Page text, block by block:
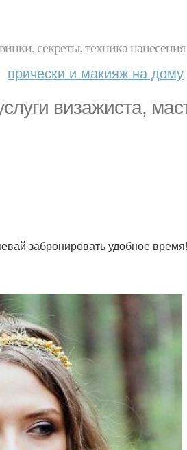
секреты, техника нанесения
прически и макияж на дому
визажиста,
забронировать удобное время!